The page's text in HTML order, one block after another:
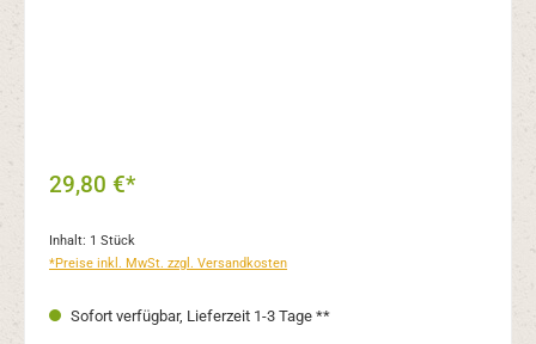
29,80 €*
Inhalt: 1 Stück
*Preise inkl. MwSt. zzgl. Versandkosten
Sofort verfügbar, Lieferzeit 1-3 Tage **